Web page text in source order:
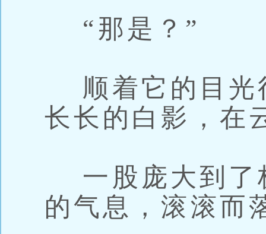
“那是？”
顺着它的目光
长长的白影，在
一股庞大到了
的气息，滚滚而